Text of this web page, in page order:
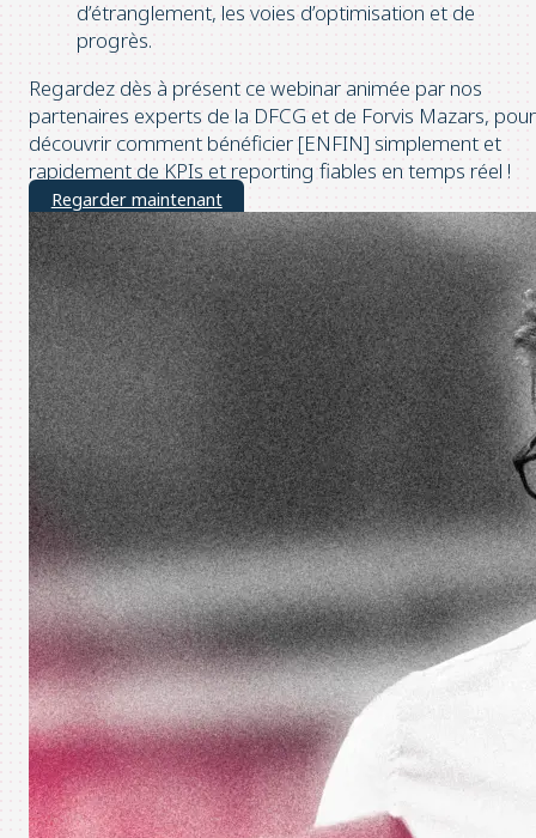
d’étranglement, les voies d’optimisation et de
progrès.
Regardez dès à présent ce webinar animée par nos
partenaires experts de la DFCG et de Forvis Mazars, pour
découvrir comment bénéficier [ENFIN] simplement et
rapidement de KPIs et reporting fiables en temps réel !
Regarder maintenant